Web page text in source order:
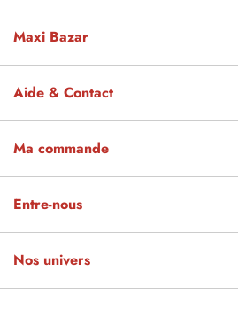
Maxi Bazar
Aide & Contact
Ma commande
Entre-nous
Nos univers